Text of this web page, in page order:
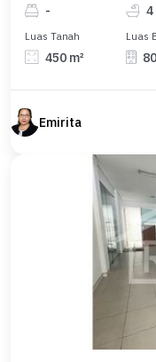
- 4
Luas Tanah
450 m²
Luas
Emirita